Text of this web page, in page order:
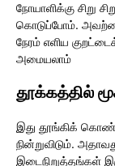
நோயாளிக்கு சிறு
கொடுப்போம்.
நேரம் எளிய
அமையலாம்
தூக்கத்தில்
இது தூங்கிக்
நின்றுவிடும்.
இடைநிறுத்தங்கள்